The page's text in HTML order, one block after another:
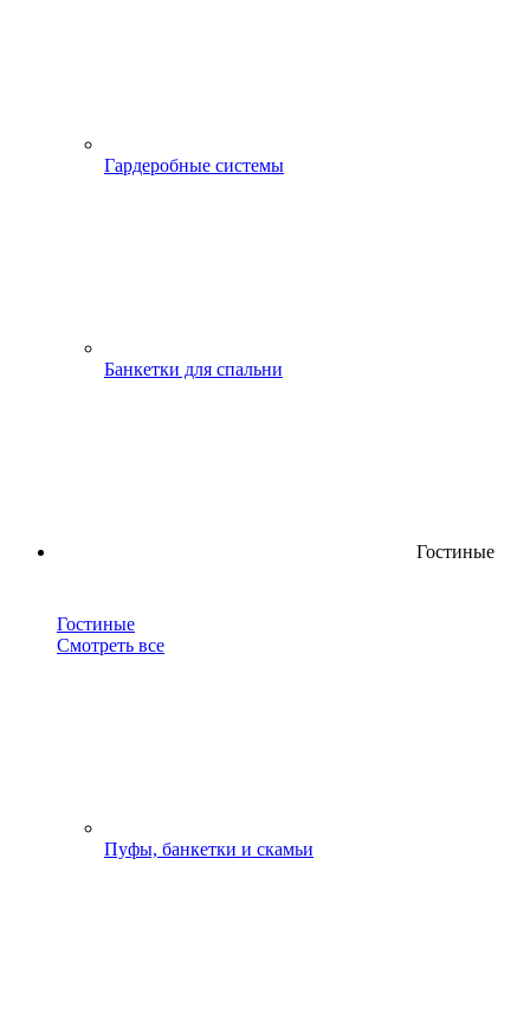
Гардеробные системы
Банкетки для спальни
Гостиные
Гостиные
Смотреть все
Пуфы, банкетки и скамьи